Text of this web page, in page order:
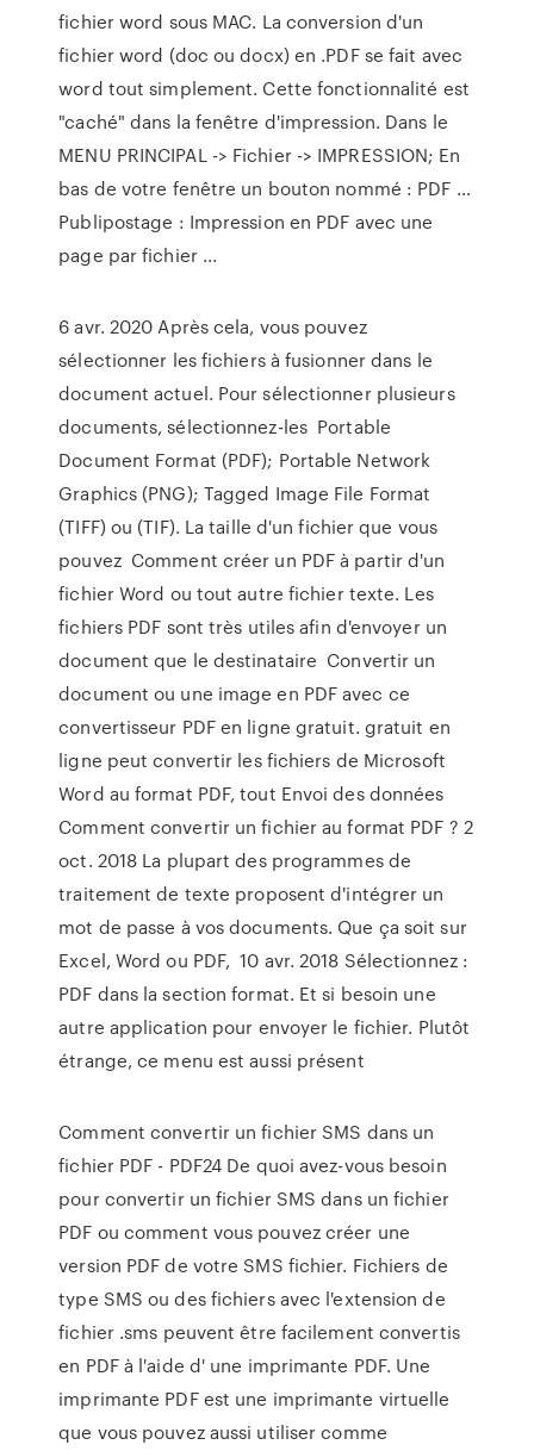
fichier word sous MAC. La conversion d'un
fichier word (doc ou docx) en .PDF se fait avec
word tout simplement. Cette fonctionnalité est
"caché" dans la fenêtre d'impression. Dans le
MENU PRINCIPAL -> Fichier -> IMPRESSION; En
bas de votre fenêtre un bouton nommé : PDF …
Publipostage : Impression en PDF avec une
page par fichier ...
6 avr. 2020 Après cela, vous pouvez
sélectionner les fichiers à fusionner dans le
document actuel. Pour sélectionner plusieurs
documents, sélectionnez-les Portable
Document Format (PDF); Portable Network
Graphics (PNG); Tagged Image File Format
(TIFF) ou (TIF). La taille d'un fichier que vous
pouvez Comment créer un PDF à partir d'un
fichier Word ou tout autre fichier texte. Les
fichiers PDF sont très utiles afin d'envoyer un
document que le destinataire Convertir un
document ou une image en PDF avec ce
convertisseur PDF en ligne gratuit. gratuit en
ligne peut convertir les fichiers de Microsoft
Word au format PDF, tout Envoi des données
Comment convertir un fichier au format PDF ? 2
oct. 2018 La plupart des programmes de
traitement de texte proposent d'intégrer un
mot de passe à vos documents. Que ça soit sur
Excel, Word ou PDF, 10 avr. 2018 Sélectionnez :
PDF dans la section format. Et si besoin une
autre application pour envoyer le fichier. Plutôt
étrange, ce menu est aussi présent
Comment convertir un fichier SMS dans un
fichier PDF - PDF24 De quoi avez-vous besoin
pour convertir un fichier SMS dans un fichier
PDF ou comment vous pouvez créer une
version PDF de votre SMS fichier. Fichiers de
type SMS ou des fichiers avec l'extension de
fichier .sms peuvent être facilement convertis
en PDF à l'aide d' une imprimante PDF. Une
imprimante PDF est une imprimante virtuelle
que vous pouvez aussi utiliser comme